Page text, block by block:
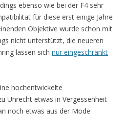
ebenso wie bei der F4 sehr
für diese erst einige Jahre
Objektive wurde schon mit
nicht unterstützt, die neueren
lassen sich nur eingeschränkt
hochentwickelte
Unrecht etwas in Vergessenheit
noch etwas aus der Mode